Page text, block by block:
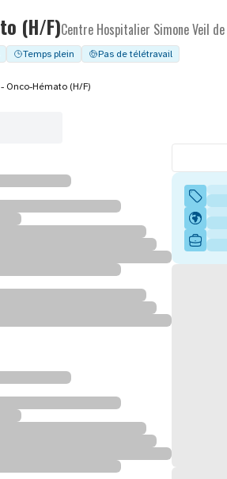
(H/F)Centre Hospitalier Simone Veil
Temps plein Pas de télétravail
Onco-Hémato (H/F)